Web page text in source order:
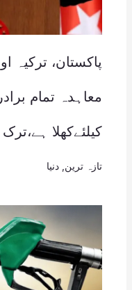
پاکستان، ترکیہ
معاہدہ تمام
کیلئےکھلا
تازہ ترین دنیا